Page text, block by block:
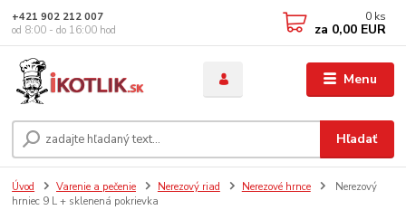
Menu
Hľadať
+421 902 212 007
od 8:00 - do 16:00 hod
0 ks
za 0,00 EUR
Úvod Varenie a pečenie Nerezový riad Nerezové hrnce
Nerezový
hrniec 9 L + sklenená pokrievka